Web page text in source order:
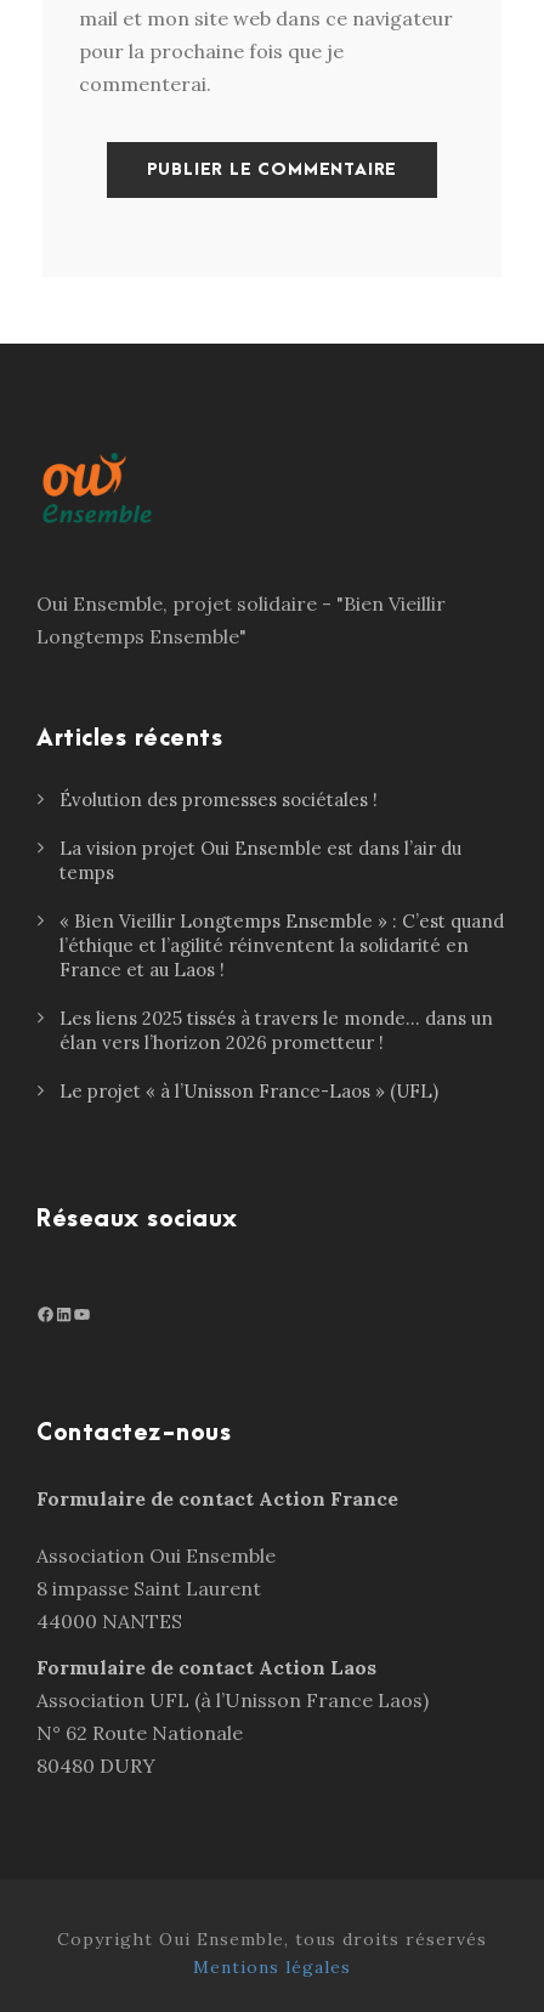
mail et mon site web dans ce navigateur
pour la prochaine fois que je
commenterai.
Oui Ensemble, projet solidaire - "Bien Vieillir
Longtemps Ensemble"
Articles récents
Évolution des promesses sociétales !
La vision projet Oui Ensemble est dans l’air du
temps
« Bien Vieillir Longtemps Ensemble » : C’est quand
l’éthique et l’agilité réinventent la solidarité en
France et au Laos !
Les liens 2025 tissés à travers le monde… dans un
élan vers l’horizon 2026 prometteur !
Le projet « à l’Unisson France-Laos » (UFL)
Réseaux sociaux
Facebook LinkedIn http://www.youtube.com/@ouiensemble3932
Contactez-nous
Formulaire de contact Action France
Association Oui Ensemble
8 impasse Saint Laurent
44000 NANTES
Formulaire de contact Action Laos
Association UFL (à l’Unisson France Laos)
N° 62 Route Nationale
80480 DURY
Copyright Oui Ensemble, tous droits réservés
Mentions légales